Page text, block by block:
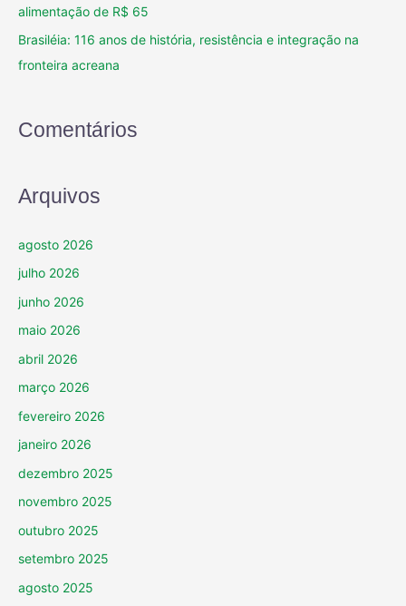
alimentação de R$ 65
Brasiléia: 116 anos de história, resistência e integração na
fronteira acreana
Comentários
Arquivos
agosto 2026
julho 2026
junho 2026
maio 2026
abril 2026
março 2026
fevereiro 2026
janeiro 2026
dezembro 2025
novembro 2025
outubro 2025
setembro 2025
agosto 2025